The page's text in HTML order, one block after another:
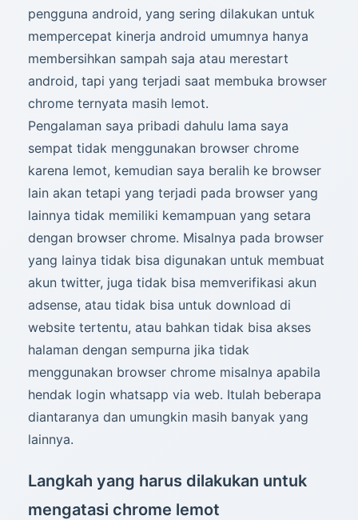
pengguna android, yang sering dilakukan untuk
mempercepat kinerja android umumnya hanya
membersihkan sampah saja atau merestart
android, tapi yang terjadi saat membuka browser
chrome ternyata masih lemot.
Pengalaman saya pribadi dahulu lama saya
sempat tidak menggunakan browser chrome
karena lemot, kemudian saya beralih ke browser
lain akan tetapi yang terjadi pada browser yang
lainnya tidak memiliki kemampuan yang setara
dengan browser chrome. Misalnya pada browser
yang lainya tidak bisa digunakan untuk membuat
akun twitter, juga tidak bisa memverifikasi akun
adsense, atau tidak bisa untuk download di
website tertentu, atau bahkan tidak bisa akses
halaman dengan sempurna jika tidak
menggunakan browser chrome misalnya apabila
hendak login whatsapp via web. Itulah beberapa
diantaranya dan umungkin masih banyak yang
lainnya.
Langkah yang harus dilakukan untuk
mengatasi chrome lemot